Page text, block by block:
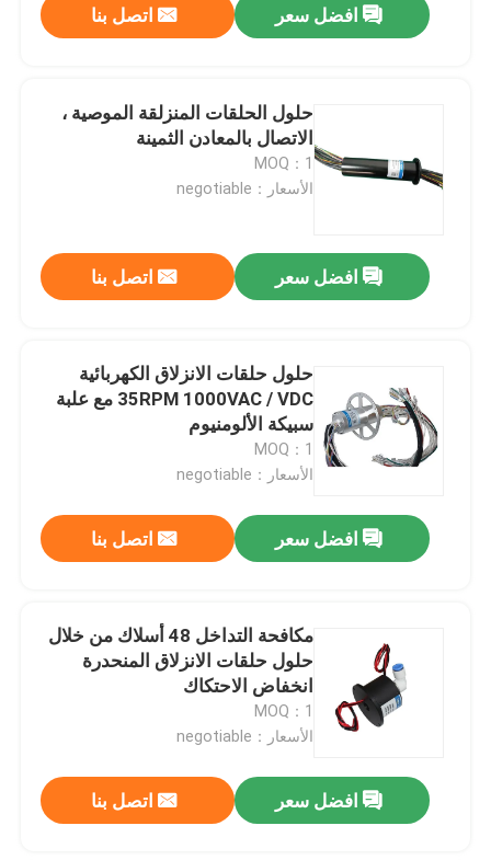
افضل سعر اتصل بنا
حلول الحلقات المنزلقة الموصية ،
الاتصال بالمعادن الثمينة
MOQ：1
الأسعار：negotiable
افضل سعر اتصل بنا
حلول حلقات الانزلاق الكهربائية
35RPM 1000VAC / VDC مع علبة
سبيكة الألومنيوم
MOQ：1
الأسعار：negotiable
افضل سعر اتصل بنا
مكافحة التداخل 48 أسلاك من خلال
حلول حلقات الانزلاق المنحدرة
انخفاض الاحتكاك
MOQ：1
الأسعار：negotiable
افضل سعر اتصل بنا